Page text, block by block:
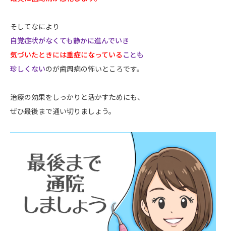
そしてなにより
自覚症状がなくても静かに進んでいき
気づいたときには重症になっている ことも
珍しくないのが歯周病の怖いところです。
治療の効果をしっかりと活かすためにも、
ぜひ最後まで通い切りましょう。